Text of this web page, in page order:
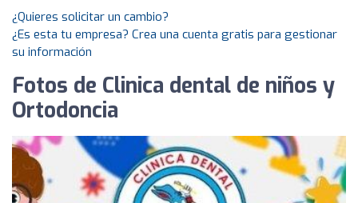
¿Quieres solicitar un cambio?
¿Es esta tu empresa? Crea una cuenta gratis para gestionar
su información
Fotos de Clinica dental de niños y
Ortodoncia